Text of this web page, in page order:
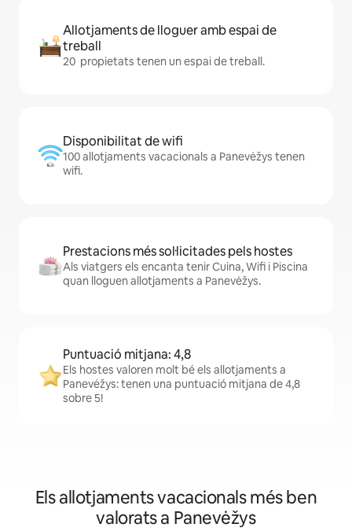
Allotjaments de lloguer amb espai de
treball
20 propietats tenen un espai de treball.
Disponibilitat de wifi
100 allotjaments vacacionals a Panevėžys tenen
wifi.
Prestacions més sol·licitades pels hostes
Als viatgers els encanta tenir Cuina, Wifi i Piscina
quan lloguen allotjaments a Panevėžys.
Puntuació mitjana: 4,8
Els hostes valoren molt bé els allotjaments a
Panevėžys: tenen una puntuació mitjana de 4,8
sobre 5!
Els allotjaments vacacionals més ben
valorats a Panevėžys